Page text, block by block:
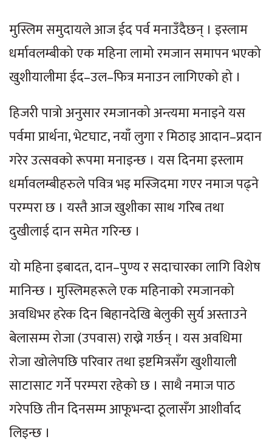
मुस्लिम समुदायले आज ईद पर्व मनाउँदैछन् । इस्लाम
धर्मावलम्बीको एक महिना लामो रमजान समापन भएको
खुशीयालीमा ईद–उल–फित्र मनाउन लागिएको हो ।
हिजरी पात्रो अनुसार रमजानको अन्त्यमा मनाइने यस
पर्वमा प्रार्थना, भेटघाट, नयाँ लुगा र मिठाइ आदान–प्रदान
गरेर उत्सवको रूपमा मनाइन्छ । यस दिनमा इस्लाम
धर्मावलम्बीहरुले पवित्र भइ मस्जिदमा गएर नमाज पढ्ने
परम्परा छ । यस्तै आज खुशीका साथ गरिब तथा
दुखीलाई दान समेत गरिन्छ ।
यो महिना इबादत, दान–पुण्य र सदाचारका लागि विशेष
मानिन्छ । मुस्लिमहरूले एक महिनाको रमजानको
अवधिभर हरेक दिन बिहानदेखि बेलुकी सुर्य अस्ताउने
बेलासम्म रोजा (उपवास) राख्ने गर्छन् । यस अवधिमा
रोजा खोलेपछि परिवार तथा इष्टमित्रसँग खुशीयाली
साटासाट गर्ने परम्परा रहेको छ । साथै नमाज पाठ
गरेपछि तीन दिनसम्म आफूभन्दा ठूलासँग आशीर्वाद
लिइन्छ ।